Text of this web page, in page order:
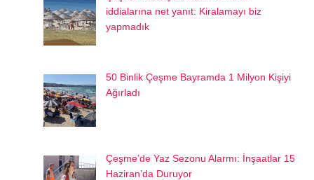
iddialarına net yanıt: Kiralamayı biz
yapmadık
50 Binlik Çeşme Bayramda 1 Milyon Kişiyi
Ağırladı
Çeşme’de Yaz Sezonu Alarmı: İnşaatlar 15
Haziran’da Duruyor